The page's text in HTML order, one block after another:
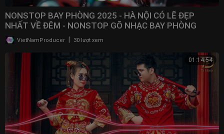
NONSTOP BAY PHÒNG 2025 - HÀ NỘI CÓ LẼ ĐẸP
NHẤT VỀ ĐÊM - NONSTOP GÕ NHẠC BAY PHÒNG
BASS CỰC MẠNH 2025
VietNamProducer 30 lượt xem
01:14:54